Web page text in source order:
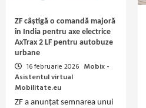
ZF câștigă o comandă majoră
în India pentru axe electrice
AxTrax 2 LF pentru autobuze
urbane
16 februarie 2026 Mobix -
Asistentul virtual
Mobilitate.eu
ZF a anunțat semnarea unui